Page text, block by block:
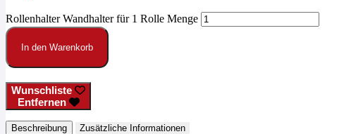
Rollenhalter Wandhalter für 1 Rolle Menge
In den Warenkorb
Wunschliste
Entfernen
Beschreibung Zusätzliche Informationen